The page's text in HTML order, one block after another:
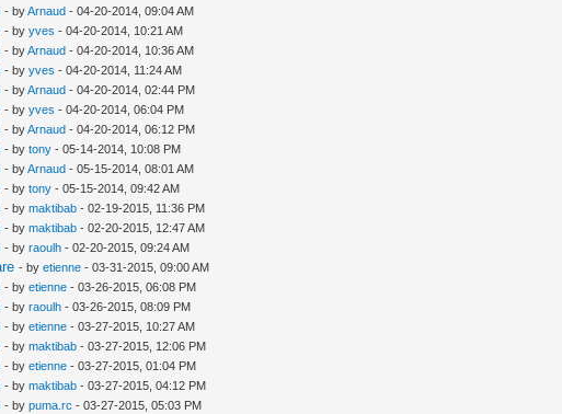
- byArnaud - 04-20-2014, 09:04 AM
- byyves - 04-20-2014, 10:21 AM
- byArnaud - 04-20-2014, 10:36 AM
- byyves - 04-20-2014, 11:24 AM
- byArnaud - 04-20-2014, 02:44 PM
- byyves - 04-20-2014, 06:04 PM
- byArnaud - 04-20-2014, 06:12 PM
- bytony - 05-14-2014, 10:08 PM
- byArnaud - 05-15-2014, 08:01 AM
- bytony - 05-15-2014, 09:42 AM
- bymaktibab - 02-19-2015, 11:36 PM
- bymaktibab - 02-20-2015, 12:47 AM
- byraoulh - 02-20-2015, 09:24 AM
- byetienne - 03-31-2015, 09:00 AM
- byetienne - 03-26-2015, 06:08 PM
- byraoulh - 03-26-2015, 08:09 PM
- byetienne - 03-27-2015, 10:27 AM
- bymaktibab - 03-27-2015, 12:06 PM
- byetienne - 03-27-2015, 01:04 PM
- bymaktibab - 03-27-2015, 04:12 PM
- bypuma.rc - 03-27-2015, 05:03 PM